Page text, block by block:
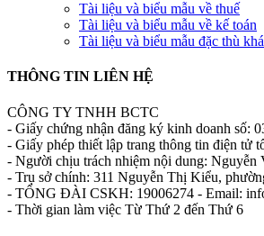
Tài liệu và biểu mẫu về thuế
Tài liệu và biểu mẫu về kế toán
Tài liệu và biểu mẫu đặc thù
THÔNG TIN LIÊN HỆ
CÔNG TY TNHH BCTC
- Giấy chứng nhận đăng ký kinh doanh số:
- Giấy phép thiết lập trang thông tin điện tử
- Người chịu trách nhiệm nội dung:
- Trụ sở chính: 311 Nguyễn Thị Kiểu,
- TỔNG ĐÀI CSKH: 19006274 - Email:
- Thời gian làm việc Từ Thứ 2 đến Thứ 6